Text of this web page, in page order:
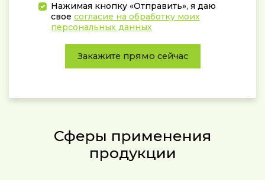
Нажимая кнопку «Отправить», я даю
свое согласие на обработку моих
персональных данных
Закажите прямо сейчас
Сферы применения
продукции